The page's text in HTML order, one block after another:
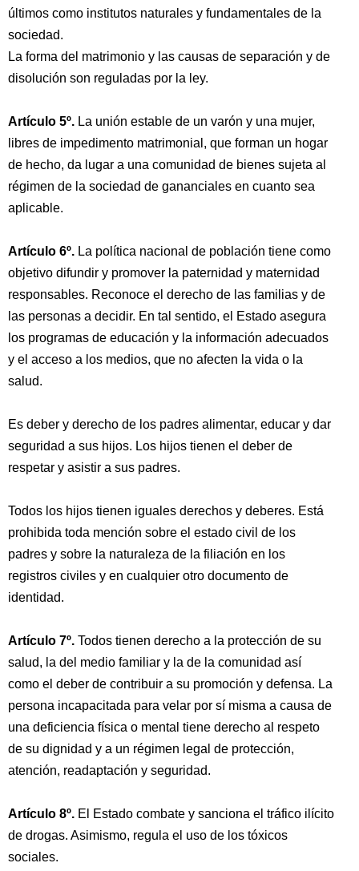
últimos como institutos naturales y fundamentales de la
sociedad.
La forma del matrimonio y las causas de separación y de
disolución son reguladas por la ley.
Artículo 5º. La unión estable de un varón y una mujer,
libres de impedimento matrimonial, que forman un hogar
de hecho, da lugar a una comunidad de bienes sujeta al
régimen de la sociedad de gananciales en cuanto sea
aplicable.
Artículo 6º. La política nacional de población tiene como
objetivo difundir y promover la paternidad y maternidad
responsables. Reconoce el derecho de las familias y de
las personas a decidir. En tal sentido, el Estado asegura
los programas de educación y la información adecuados
y el acceso a los medios, que no afecten la vida o la
salud.
Es deber y derecho de los padres alimentar, educar y dar
seguridad a sus hijos. Los hijos tienen el deber de
respetar y asistir a sus padres.
Todos los hijos tienen iguales derechos y deberes. Está
prohibida toda mención sobre el estado civil de los
padres y sobre la naturaleza de la filiación en los
registros civiles y en cualquier otro documento de
identidad.
Artículo 7º. Todos tienen derecho a la protección de su
salud, la del medio familiar y la de la comunidad así
como el deber de contribuir a su promoción y defensa. La
persona incapacitada para velar por sí misma a causa de
una deficiencia física o mental tiene derecho al respeto
de su dignidad y a un régimen legal de protección,
atención, readaptación y seguridad.
Artículo 8º. El Estado combate y sanciona el tráfico ilícito
de drogas. Asimismo, regula el uso de los tóxicos
sociales.